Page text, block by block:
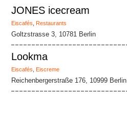
JONES icecream
Eiscafés Restaurants
Goltzstrasse 3, 10781 Berlin
Lookma
Eiscafés Eiscreme
Reichenbergerstraße 176, 10999 Berlin